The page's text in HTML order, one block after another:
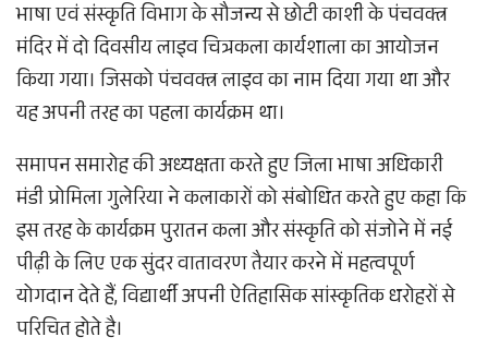
भाषा एवं संस्कृति विभाग के सौजन्य से छोटी काशी के पंचवक्त्र
मंदिर में दो दिवसीय लाइव चित्रकला कार्यशाला का आयोजन
किया गया। जिसको पंचवक्त्र लाइव का नाम दिया गया था और
यह अपनी तरह का पहला कार्यक्रम था।
समापन समारोह की अध्यक्षता करते हुए जिला भाषा अधिकारी
मंडी प्रोमिला गुलेरिया ने कलाकारों को संबोधित करते हुए कहा कि
इस तरह के कार्यक्रम पुरातन कला और संस्कृति को संजोने में नई
पीढ़ी के लिए एक सुंदर वातावरण तैयार करने में महत्वपूर्ण
योगदान देते हैं, विद्यार्थी अपनी ऐतिहासिक सांस्कृतिक धरोहरों से
परिचित होते है।